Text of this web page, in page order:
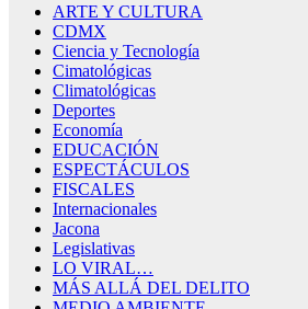
ARTE Y CULTURA
CDMX
Ciencia y Tecnología
Cimatológicas
Climatológicas
Deportes
Economía
EDUCACIÓN
ESPECTÁCULOS
FISCALES
Internacionales
Jacona
Legislativas
LO VIRAL…
MÁS ALLÁ DEL DELITO